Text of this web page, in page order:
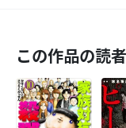
この作品の読